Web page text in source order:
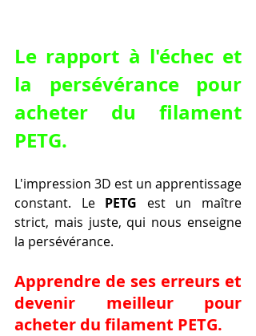
Le rapport à l'échec et
la persévérance pour
acheter du filament
PETG.
L'impression 3D est un apprentissage
constant. Le PETG est un maître
strict, mais juste, qui nous enseigne
la persévérance.
Apprendre de ses erreurs et
devenir meilleur pour
acheter du filament PETG.